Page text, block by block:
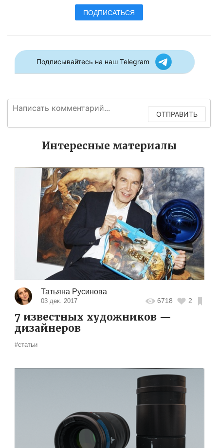
ПОДПИСАТЬСЯ
Подписывайтесь на наш Telegram
ОТПРАВИТЬ
Интересные материалы
Татьяна Русинова
03 дек. 2017 6718 2
7 известных художников —
дизайнеров
#статьи